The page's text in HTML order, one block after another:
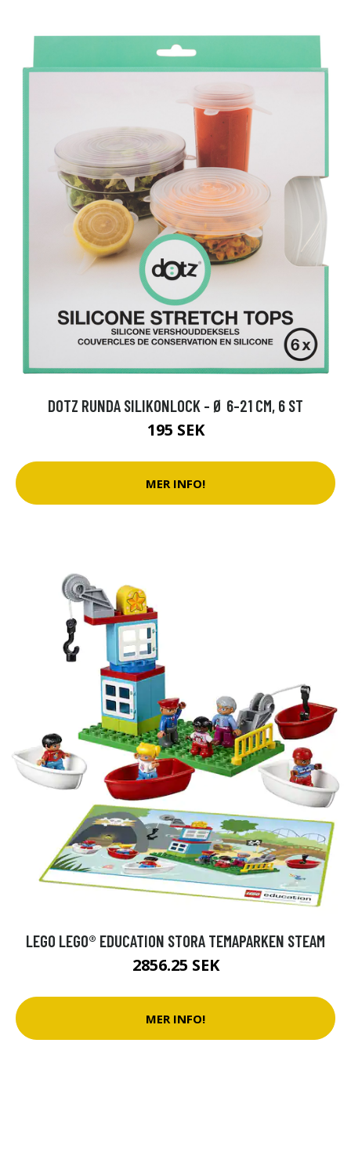
DOTZ RUNDA SILIKONLOCK - Ø 6-21 CM, 6 ST
195 SEK
MER INFO!
LEGO LEGO® EDUCATION STORA TEMAPARKEN STEAM
2856.25 SEK
MER INFO!